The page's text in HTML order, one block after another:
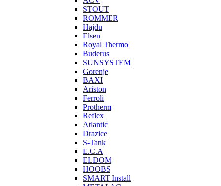
STOUT
ROMMER
Hajdu
Elsen
Royal Thermo
Buderus
SUNSYSTEM
Gorenje
BAXI
Ariston
Ferroli
Protherm
Reflex
Atlantic
Drazice
S-Tank
E.C.A
ELDOM
HOOBS
SMART Install